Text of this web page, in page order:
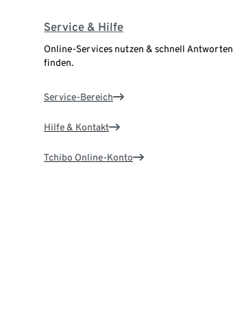
Service & Hilfe
Online-Services nutzen & schnell Antworten
finden.
Service-Bereich
Hilfe & Kontakt
Tchibo Online-Konto